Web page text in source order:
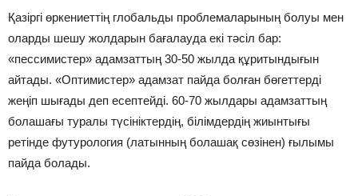
Қазіргі өркениеттің глобальды проблемаларының болуы мен
оларды шешу жолдарын бағалауда екі тәсіл бар:
«пессимистер» адамзаттың 30-50 жылда құритындығын
айтады. «Оптимистер» адамзат пайда болған бөгеттерді
жеңіп шығады деп есептейді. 60-70 жылдары адамзаттың
болашағы туралы түсініктердің, білімдердің жиынтығы
ретінде футурология (латынның болашақ сөзінен) ғылымы
пайда болады.